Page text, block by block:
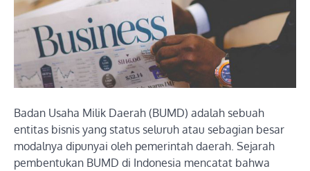
Badan Usaha Milik Daerah (BUMD) adalah sebuah
entitas bisnis yang status seluruh atau sebagian besar
modalnya dipunyai oleh pemerintah daerah. Sejarah
pembentukan BUMD di Indonesia mencatat bahwa